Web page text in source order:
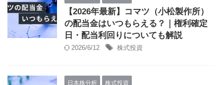
【2026年最新】コマツ（小松製作所）
の配当金はいつもらえる？｜権利確定
日・配当利回りについても解説
2026/6/12 株式投資
日本株分析 株式投資